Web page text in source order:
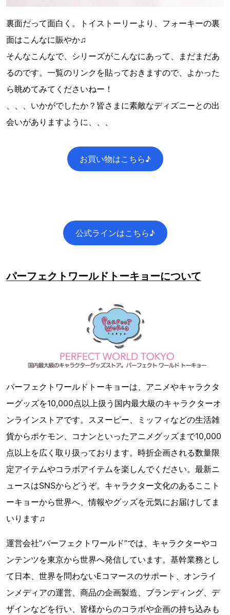
裏面だって面白く。トイストーリーより、フォーキーの裏
面はこんなに賑やか♫
そんなこんなで、シリーズがこんなにあって、まだまだあ
るのです。一覧のリンクを貼っておきますので、よかった
ら眺めてみてくださいねー！
、、、いかがでしたか？皆さまに素敵なディズニーとの出
会いがありますように、、、
お買い物はこちら♪
公式ラインはこちら♪
パーフェクトワールドトーキョーについて
パーフェクトワールドトーキョーは、アニメやキャラクタ
ーグッズを10,000点以上扱う国内最大級のキャラクターオ
ンラインストアです。スヌーピー、ミッフィなどの生活雑
貨からポケモン、コナンといったアニメグッズまで10,000
点以上を広く取り扱っております。時折企画される数量限
定アイテムやコラボアイテムを楽しんでください。最新ニ
ュースはSNSからどうぞ。キャラクター文化のあるここト
ーキョーから世界へ、情報やグッズを元気にお届けしてま
いります♫
運営会社”パーフェクトワールド”では、キャラクターやコ
ンテンツを東京から世界へ発信しています。基幹業務とし
て日本、世界を問わないEコマースのサポート、オンライ
ンメディアの運営、商品の企画製造、ブランディング、デ
ザインなどを行い、皆様からのコラボや企画の持ち込みも